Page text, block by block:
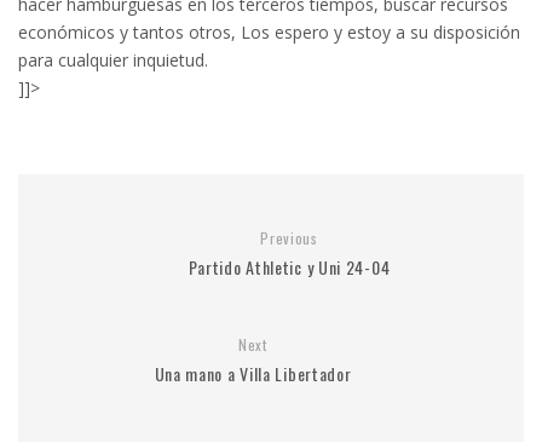
económicos y tantos otros, Los espero y estoy a su disposición
para cualquier inquietud.
]]>
Previous
Partido Athletic y Uni 24-04
Next
Una mano a Villa Libertador